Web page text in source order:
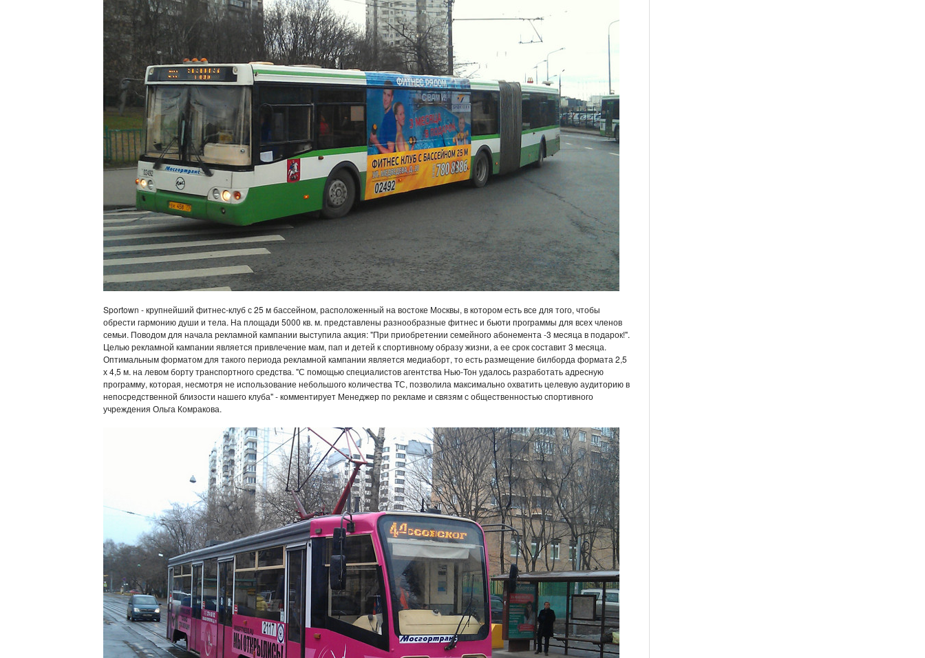
Sportown - крупнейший фитнес-клуб с 25 м бассейном, расположенный на востоке Москвы, в котором есть все для того, чтобы
обрести гармонию души и тела. На площади 5000 кв. м. представлены разнообразные фитнес и бьюти программы для всех членов
семьи. Поводом для начала рекламной кампании выступила акция: "При приобретении семейного абонемента -3 месяца в подарок!".
Целью рекламной кампании является привлечение мам, пап и детей к спортивному образу жизни, а ее срок составит 3 месяца.
Оптимальным форматом для такого периода рекламной кампании является медиаборт, то есть размещение билборда формата 2,5
х 4,5 м. на левом борту транспортного средства. "С помощью специалистов агентства Нью-Тон удалось разработать адресную
программу, которая, несмотря не использование небольшого количества ТС, позволила максимально охватить целевую аудиторию в
непосредственной близости нашего клуба" - комментирует Менеджер по рекламе и связям с общественностью спортивного
учреждения Ольга Комракова.